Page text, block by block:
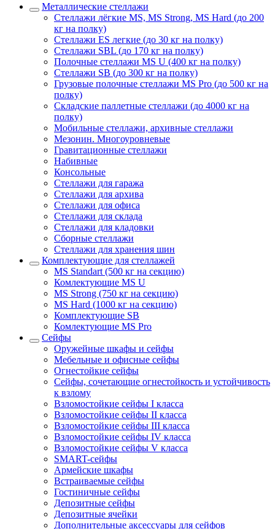
Металлические стеллажи
Стеллажи лёгкие MS, MS Strong, MS Hard (до 200
кг на полку)
Стеллажи ES легкие (до 30 кг на полку)
Стеллажи SBL (до 170 кг на полку)
Полочные стеллажи MS U (400 кг на полку)
Стеллажи SB (до 300 кг на полку)
Грузовые полочные стеллажи MS Pro (до 500 кг на
полку)
Складские паллетные стеллажи (до 4000 кг на
полку)
Мобильные стеллажи, архивные стеллажи
Мезонин. Многоуровневые
Гравитационные стеллажи
Набивные
Консольные
Стеллажи для гаража
Стеллажи для архива
Стеллажи для офиса
Стеллажи для склада
Стеллажи для кладовки
Сборные стеллажи
Стеллажи для хранения шин
Комплектующие для стеллажей
MS Standart (500 кг на секцию)
Комлектующие MS U
MS Strong (750 кг на секцию)
MS Hard (1000 кг на секцию)
Комплектующие SB
Комлектующие MS Pro
Сейфы
Оружейные шкафы и сейфы
Мебельные и офисные сейфы
Огнестойкие сейфы
Сейфы, сочетающие огнестойкость и устойчивость
к взлому
Взломостойкие сейфы I класса
Взломостойкие сейфы II класса
Взломостойкие сейфы III класса
Взломостойкие сейфы IV класса
Взломостойкие сейфы V класса
SMART-сейфы
Армейские шкафы
Встраиваемые сейфы
Гостиничные сейфы
Депозитные сейфы
Депозитные ячейки
Дополнительные аксессуары для сейфов